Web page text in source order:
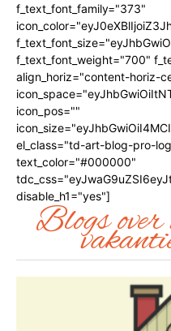
f_text_font_family="373"
f_text_font_weight="700"
align_horiz="content-horiz-
icon_pos=""
el_class="td-art-blog-pro-
text_color="#000000"
disable_h1="yes"]
Blogs over